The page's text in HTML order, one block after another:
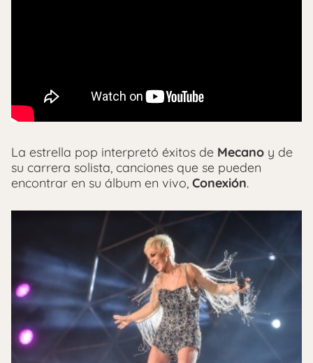
La estrella pop interpretó éxitos de Mecano y de
su carrera solista, canciones que se pueden
encontrar en su álbum en vivo, Conexión.